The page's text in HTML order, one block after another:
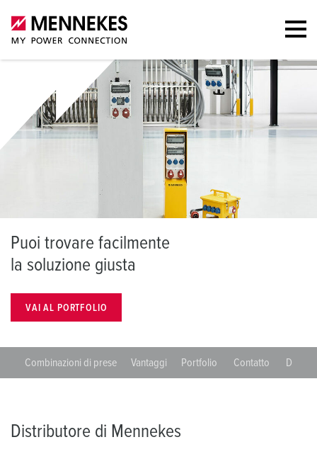
Puoi trovare facilmente
a soluzione giusta
VAI AL PORTFOLIO
Combinazioni di prese Vantaggi Portfolio Contatto
Distributore di Mennekes